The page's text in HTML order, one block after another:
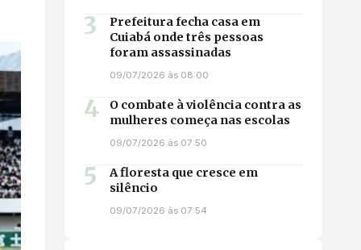
3
Prefeitura fecha casa em
Cuiabá onde três pessoas
foram assassinadas
09/07/2026 às 08:00
4
O combate à violência contra as
mulheres começa nas escolas
09/07/2026 às 07:50
5
A floresta que cresce em
silêncio
09/07/2026 às 07:54